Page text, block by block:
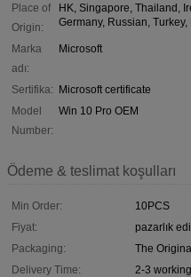
Place of
Origin:
HK, Singapore, Thailand,
Germany, Russian,
Marka
adı:
Microsoft
Sertifika: Microsoft certificate
Model
Number:
Win 10 Pro OEM
Ödeme & teslimat koşulları
Min Order:
10PCS
Fiyat:
pazarlık
Packaging:
The
Delivery Time:
2-3